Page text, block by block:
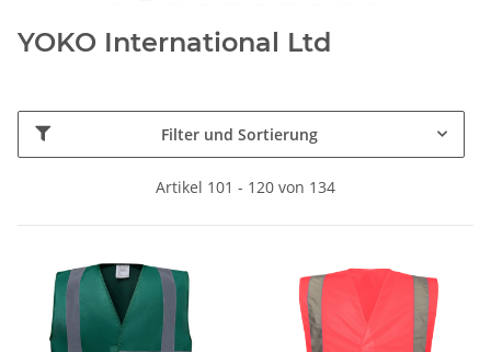
YOKO International Ltd
Filter und Sortierung
Artikel 101 - 120 von 134